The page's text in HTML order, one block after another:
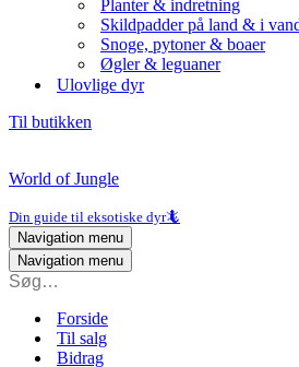
Planter & indretning
Skildpadder på land & i
Snoge, pytoner & boaer
Øgler & leguaner
Ulovlige dyr
Til butikken
World of Jungle
Din guide til eksotiske dyr🦎
Navigation menu
Navigation menu
Forside
Til salg
Bidrag